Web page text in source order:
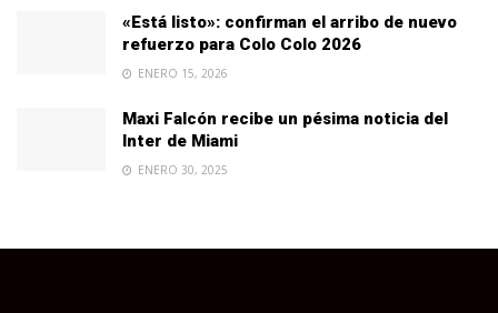
«Está listo»: confirman el arribo de nuevo
refuerzo para Colo Colo 2026
ENERO 15, 2026
Maxi Falcón recibe un pésima noticia del
Inter de Miami
ENERO 30, 2025